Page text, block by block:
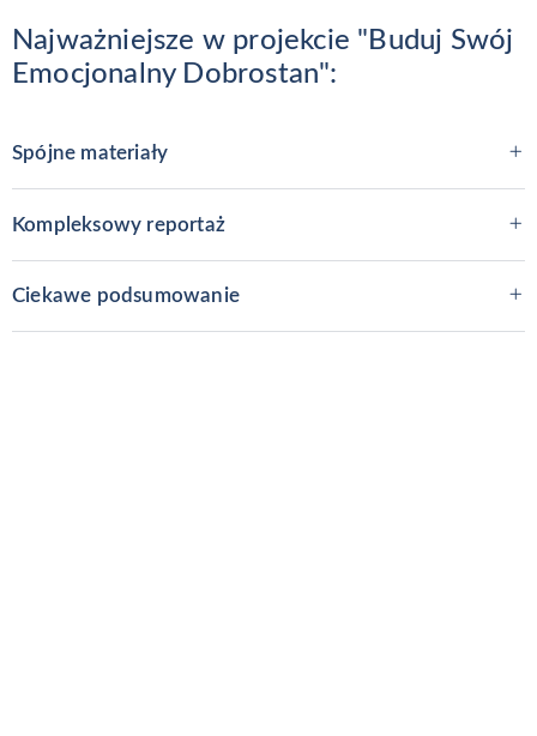
Najważniejsze w projekcie "Buduj Swój
Emocjonalny Dobrostan":
Spójne materiały
Kompleksowy reportaż
Ciekawe podsumowanie